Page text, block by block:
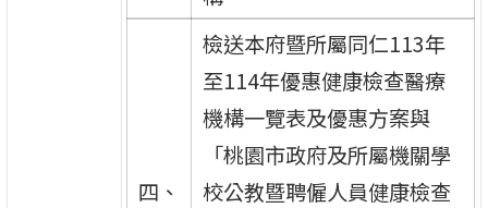
四、
檢送本府暨所屬同仁113年
至114年優惠健康檢查醫療
機構一覽表及優惠方案與
「桃園市政府及所屬機關學
校公教暨聘僱人員健康檢查